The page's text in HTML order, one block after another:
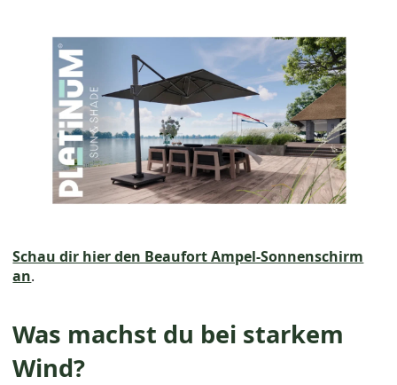
Schau dir hier den Beaufort Ampel-Sonnenschirm
an.
Was machst du bei starkem
Wind?